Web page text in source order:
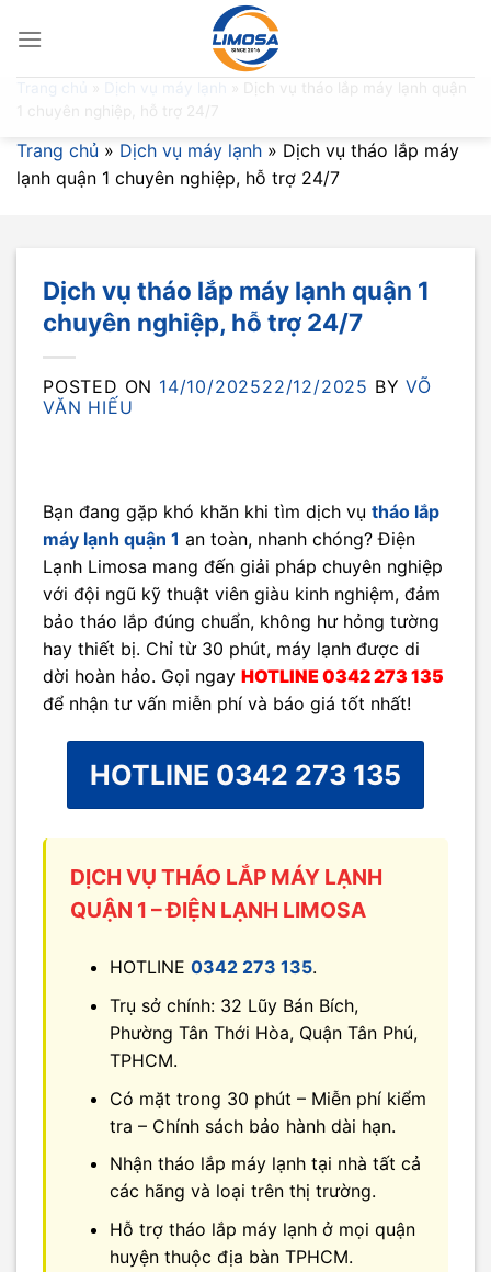
Dịch vụ tháo lắp máy lạnh quận
1 chuyên nghiệp, hỗ trợ 24/7
Trang chủ » Dịch vụ máy lạnh » Dịch vụ tháo lắp máy
lạnh quận 1 chuyên nghiệp, hỗ trợ 24/7
Dịch vụ tháo lắp máy lạnh quận 1
chuyên nghiệp, hỗ trợ 24/7
POSTED ON 14/10/202522/12/2025 BYVÕ
VĂN HIẾU
Bạn đang gặp khó khăn khi tìm dịch vụ tháo lắp
máy lạnh quận 1 an toàn, nhanh chóng? Điện
Lạnh Limosa mang đến giải pháp chuyên nghiệp
với đội ngũ kỹ thuật viên giàu kinh nghiệm, đảm
bảo tháo lắp đúng chuẩn, không hư hỏng tường
hay thiết bị. Chỉ từ 30 phút, máy lạnh được di
dời hoàn hảo. Gọi ngay HOTLINE 0342 273 135
để nhận tư vấn miễn phí và báo giá tốt nhất!
HOTLINE 0342 273 135
DỊCH VỤ THÁO LẮP MÁY LẠNH
QUẬN 1 – ĐIỆN LẠNH LIMOSA
HOTLINE 0342 273 135.
Trụ sở chính: 32 Lũy Bán Bích,
Phường Tân Thới Hòa, Quận Tân Phú,
TPHCM.
Có mặt trong 30 phút – Miễn phí kiểm
tra – Chính sách bảo hành dài hạn.
Nhận tháo lắp máy lạnh tại nhà tất cả
các hãng và loại trên thị trường.
Hỗ trợ tháo lắp máy lạnh ở mọi quận
huyện thuộc địa bàn TPHCM.